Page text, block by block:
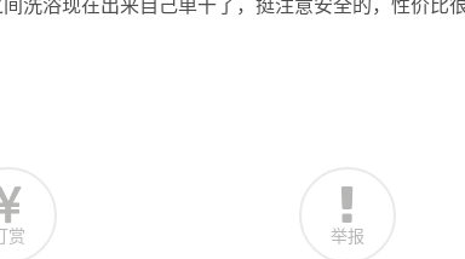
洗浴现在出来自己单干了，挺注意安全的，性价比
赏 举报